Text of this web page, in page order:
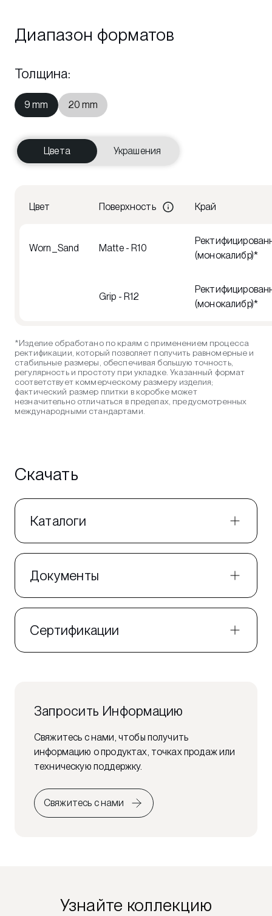
Диапазон форматов
Толщина:
9 mm 20 mm
Цвета Украшения
Цвет Поверхность Край
Worn_Sand Matte - R10
(монокалибр)*
Grip - R12
(монокалибр)*
*Изделие обработано по краям с применением процесса
ректификации, который позволяет получить равномерные и
стабильные размеры, обеспечивая большую точность,
регулярность и простоту при укладке. Указанный формат
соответствует коммерческому размеру изделия;
фактический размер плитки в коробке может
незначительно отличаться в пределах, предусмотренных
международными стандартами.
Скачать
Каталоги
Документы
Сертификации
Запросить Информацию
Свяжитесь с нами, чтобы получить
информацию о продуктах, точках продаж или
техническую поддержку.
Свяжитесь с нами
Узнайте коллекцию